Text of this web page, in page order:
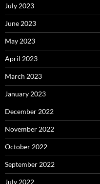
July 2023
June 2023
May 2023
April 2023
March 2023
January 2023
December 2022
November 2022
October 2022
September 2022
July 2022